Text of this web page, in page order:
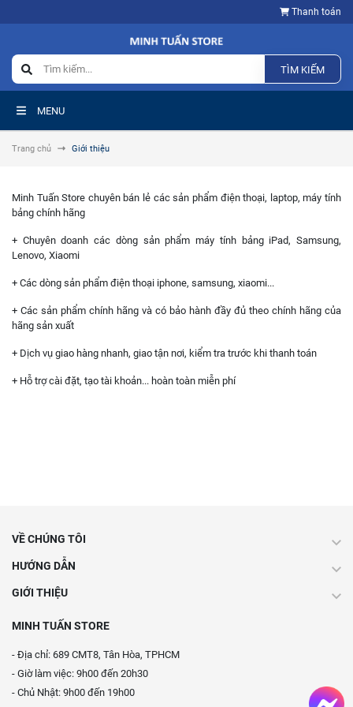
Thanh toán
TÌM KIẾM
MENU
Trang chủ Giới thiệu
Minh Tuấn Store chuyên bán lẻ các sản phẩm điện thoại, laptop, máy tính
bảng chính hãng
+ Chuyên doanh các dòng sản phẩm máy tính bảng iPad, Samsung,
Lenovo, Xiaomi
+ Các dòng sản phẩm điện thoại iphone, samsung, xiaomi...
+ Các sản phẩm chính hãng và có bảo hành đầy đủ theo chính hãng của
hãng sản xuất
+ Dịch vụ giao hàng nhanh, giao tận nơi, kiểm tra trước khi thanh toán
+ Hỗ trợ cài đặt, tạo tài khoản... hoàn toàn miễn phí
VỀ CHÚNG TÔI
HƯỚNG DẪN
GIỚI THIỆU
MINH TUẤN STORE
- Địa chỉ: 689 CMT8, Tân Hòa, TPHCM
- Giờ làm việc: 9h00 đến 20h30
- Chủ Nhật: 9h00 đến 19h00